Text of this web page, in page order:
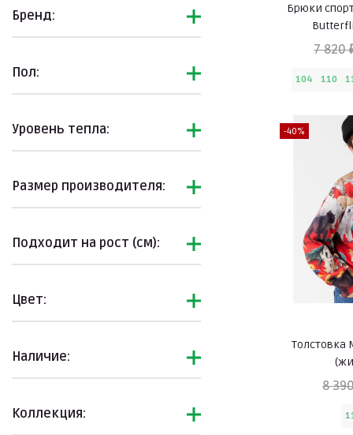
Одежда для взрослых
Подарки
Последний размер
С эффектом WOW
Футболки
Бренд:
Пол:
Уровень тепла:
Размер производителя:
Подходит на рост (см):
Цвет:
Наличие:
Коллекция:
Брюки
7 820
104 110
-40%
Толстовка
8